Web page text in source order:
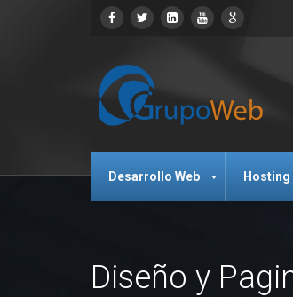
Desarrollo Web Hosting
Diseño y